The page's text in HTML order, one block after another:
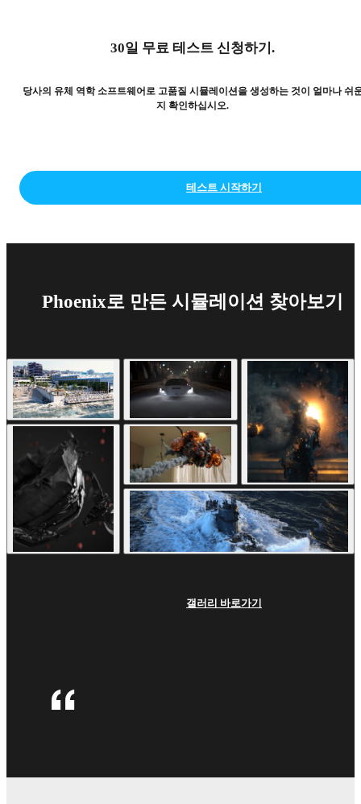
30일 무료 테스트 신청하기.
당사의 유체 역학 소프트웨어로 고품질 시뮬레이션을 생성하는 것이 얼마나 쉬
지 확인하십시오.
테스트 시작하기
Phoenix로 만든 시뮬레이션 찾아보기
갤러리 바로가기